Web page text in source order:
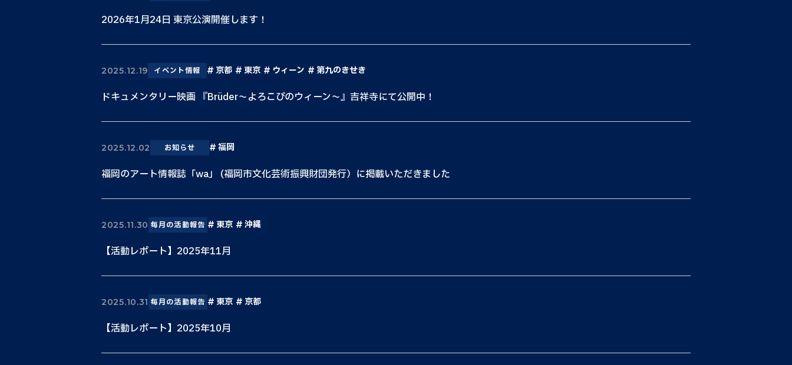
2026年1月24日 東京公演開催します！
2025.12.19 イベント情報 京都 東京 ウィーン 第九のきせき
ドキュメンタリー映画 『Brüder〜よろこびのウィーン〜』吉祥寺にて公開中！
2025.12.02 お知らせ 福岡
福岡のアート情報誌「wa」 (福岡市文化芸術振興財団発行）に掲載いただきました
2025.11.30 毎月の活動報告 東京 沖縄
【活動レポート】2025年11月
2025.10.31 毎月の活動報告 東京 京都
【活動レポート】2025年10月